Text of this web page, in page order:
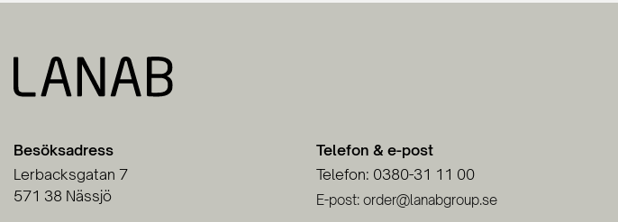
Besöksadress
Lerbacksgatan 7
571 38 Nässjö
Telefon & e-post
Telefon: 0380-31 11 00
E-post: order@lanabgroup.se